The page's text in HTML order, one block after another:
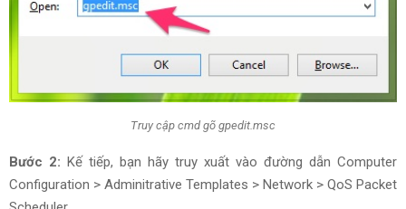
Truy cập cmd gõ gpedit.msc
Bước 2: Kế tiếp, bạn hãy truy xuất vào đường dẫn Computer
Configuration > Adminitrative Templates > Network > QoS Packet